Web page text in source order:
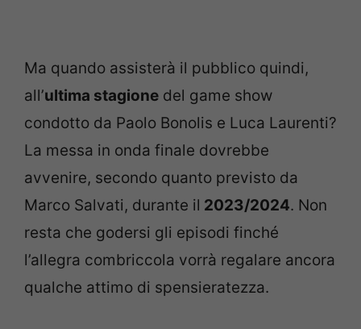
Ma quando assisterà il pubblico quindi,
all’ultima stagione del game show
condotto da Paolo Bonolis e Luca Laurenti?
La messa in onda finale dovrebbe
avvenire, secondo quanto previsto da
Marco Salvati, durante il 2023/2024. Non
resta che godersi gli episodi finché
l’allegra combriccola vorrà regalare ancora
qualche attimo di spensieratezza.